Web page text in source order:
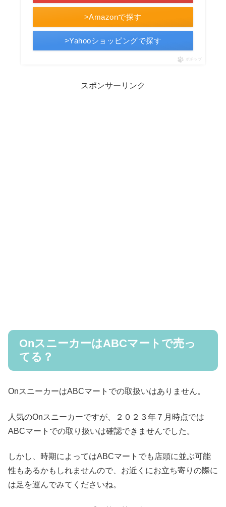
>Amazonで探す
>Yahooショッピングで探す
ポチップ
スポンサーリンク
OnスニーカーはABCマートで売っ
てる？
OnスニーカーはABCマートでの取扱いはありません。
人気のOnスニーカーですが、２０２３年７月時点では
ABCマートでの取り扱いは確認できませんでした。
しかし、時期によってはABCマートでも店頭に並ぶ可能
性もあるかもしれませんので、お近くにお立ち寄りの際に
は足を運んでみてくださいね。